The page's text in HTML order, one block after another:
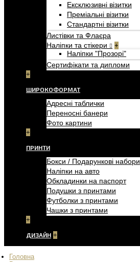
Ексклюзивні візитки
Преміальні візитки
Стандартні візитки
Листівки та Флаєра
Наліпки та стікери
+
Наліпки "Прозорі"
Сертифікати та дипломи
+
ШИРОКОФОРМАТ
Адресні таблички
Переносні банери
Фото картини
+
ПРИНТИ
Бокси / Подарункові набори
Наліпки на авто
Обкладинки на паспорт
Подушки з принтами
Футболки з принтами
Чашки з принтами
+
ДИЗАЙН +
Головна